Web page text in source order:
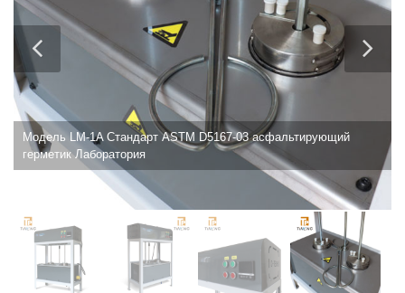
Модель LM-1A Стандарт ASTM D5167-03 асфальтирующий
герметик Лаборатория